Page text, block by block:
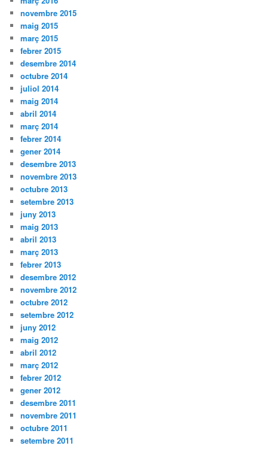
novembre 2015
maig 2015
març 2015
febrer 2015
desembre 2014
octubre 2014
juliol 2014
maig 2014
abril 2014
març 2014
febrer 2014
gener 2014
desembre 2013
novembre 2013
octubre 2013
setembre 2013
juny 2013
maig 2013
abril 2013
març 2013
febrer 2013
desembre 2012
novembre 2012
octubre 2012
setembre 2012
juny 2012
maig 2012
abril 2012
març 2012
febrer 2012
gener 2012
desembre 2011
novembre 2011
octubre 2011
setembre 2011